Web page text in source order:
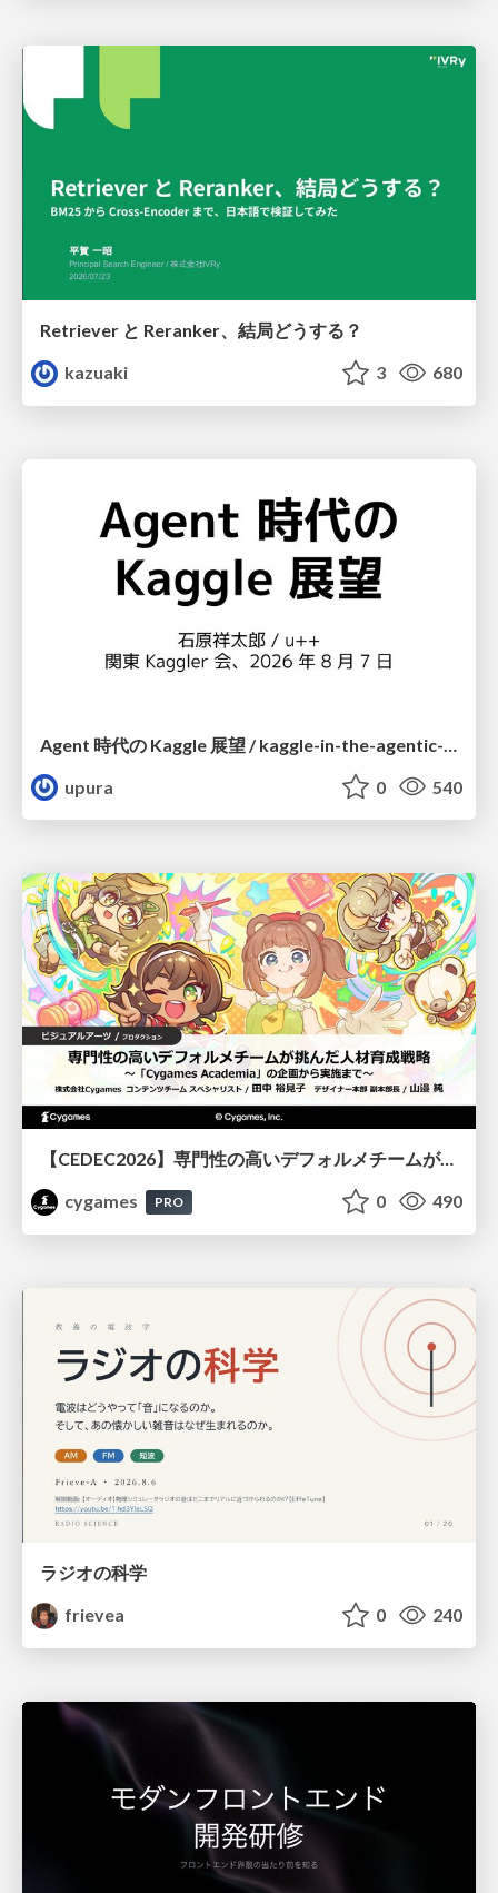
Retriever と Reranker、結局どうする？
kazuaki
3 680
upura
0 540
【CEDEC2026】専門性の高いデフォルメチームが挑んだ人材育成戦略 〜Cygames Academiaの企画から実施まで〜
cygames
PRO 0 490
ラジオの科学
frievea
0 240